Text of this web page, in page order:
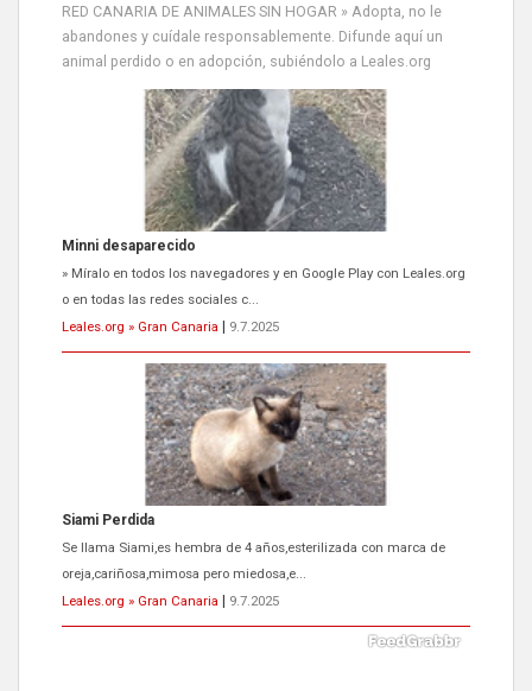
RED CANARIA DE ANIMALES SIN HOGAR » Adopta, no le
abandones y cuídale responsablemente. Difunde aquí un
animal perdido o en adopción, subiéndolo a Leales.org
Minni desaparecido
» Míralo en todos los navegadores y en Google Play con Leales.org
o en todas las redes sociales c...
Leales.org » Gran Canaria
9.7.2025
Siami Perdida
Se llama Siami,es hembra de 4 años,esterilizada con marca de
oreja,cariñosa,mimosa pero miedosa,e...
Leales.org » Gran Canaria
9.7.2025